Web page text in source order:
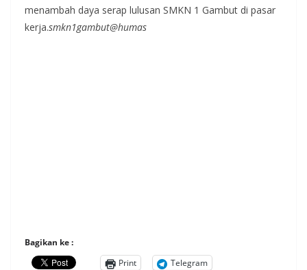
menambah daya serap lulusan SMKN 1 Gambut di pasar
kerja.smkn1gambut@humas
Bagikan ke :
Print
Telegram